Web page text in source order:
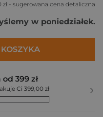
zł - sugerowana cena detaliczna
w poniedziałek.
399 zł
Ci 399,00 zł